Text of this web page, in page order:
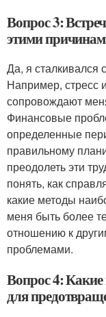
Вопрос 3:
этими
Да, я сталкивался
Например, стресс
сопровождают
Финансовые
определенные
правильному
преодолеть эти
понять, как
какие методы
меня быть более
отношению к
проблемами.
Вопрос 4:
для